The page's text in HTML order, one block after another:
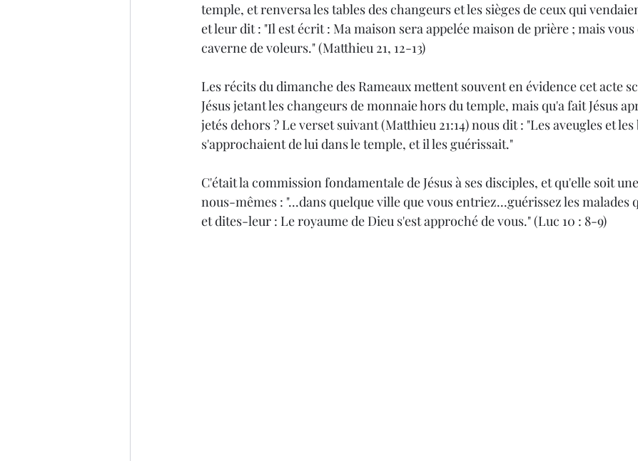
temple, et renversa les tables des changeurs et les sièges de ceux qui
et leur dit : "Il est écrit : Ma maison sera appelée maison de prière ; mais
caverne de voleurs." (Matthieu 21, 12-13)
Les récits du dimanche des Rameaux mettent souvent en évidence cet acte
Jésus jetant les changeurs de monnaie hors du temple, mais qu'a fait Jésus
jetés dehors ? Le verset suivant (Matthieu 21:14) nous dit : "Les aveugles et
s'approchaient de lui dans le temple, et il les guérissait."
C'était la commission fondamentale de Jésus à ses disciples, et qu'elle soit
nous-mêmes : "...dans quelque ville que vous entriez...guérissez les malades
et dites-leur : Le royaume de Dieu s'est approché de vous." (Luc 10 : 8-9)